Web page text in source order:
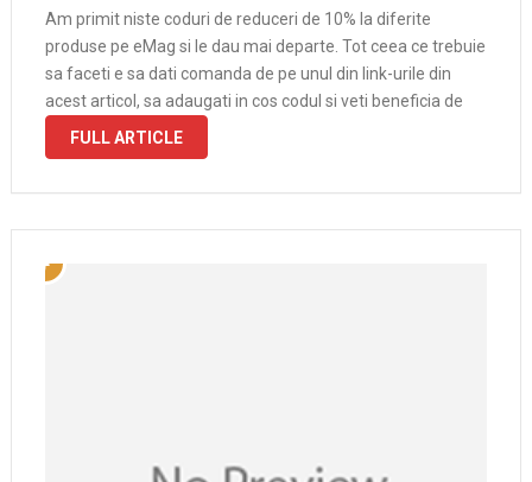
Am primit niste coduri de reduceri de 10% la diferite
produse pe eMag si le dau mai departe. Tot ceea ce trebuie
sa faceti e sa dati comanda de pe unul din link-urile din
acest articol, sa adaugati in cos codul si veti beneficia de
FULL ARTICLE